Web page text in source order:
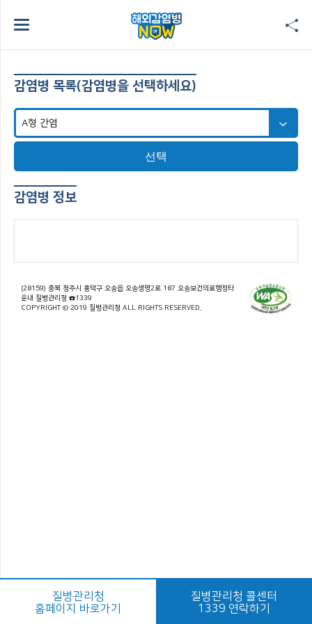
감염병 목록(감염병을 선택하세요)
선택
감염병 정보
(28159) 충북 청주시 흥덕구 오송읍 오송생명2로 187 오송보건의료행정타
운내 질병관리청 ☎1339
COPYRIGHT © 2019 질병관리청 ALL RIGHTS RESERVED.
질병관리청
홈페이지 바로가기
질병관리청 콜센터
1339 연락하기